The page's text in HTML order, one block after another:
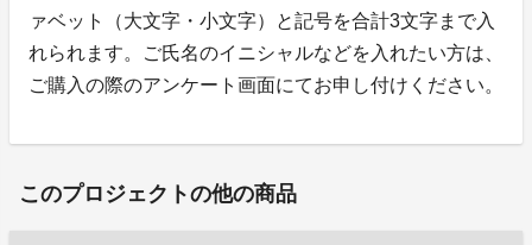
ァベット（大文字・小文字）と記号を合計3文字まで入
れられます。ご氏名のイニシャルなどを入れたい方は、
ご購入の際のアンケート画面にてお申し付けください。
このプロジェクトの他の商品